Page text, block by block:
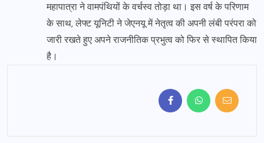
महापात्रा ने वामपंथियों के वर्चस्व तोड़ा था। इस वर्ष के परिणाम
के साथ, लेफ्ट यूनिटी ने जेएनयू में नेतृत्व की अपनी लंबी परंपरा को
जारी रखते हुए अपने राजनीतिक प्रभुत्व को फिर से स्थापित किया
है।